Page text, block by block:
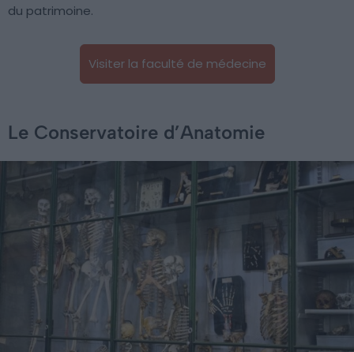
du patrimoine.
Visiter la faculté de médecine
Le Conservatoire d’Anatomie